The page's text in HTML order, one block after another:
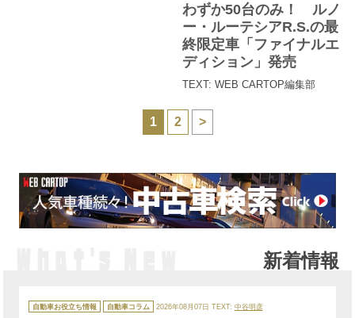
わずか50台のみ！ ルノ
ー・ルーテシアR.S.の最
終限定車「ファイナルエ
ディション」発売
TEXT: WEB CARTOP編集部
1 2 >
新着情報
テ
ゴ
自動車お役立ち情報 自動車コラム 2026年08月07日 TEXT: 中谷明彦